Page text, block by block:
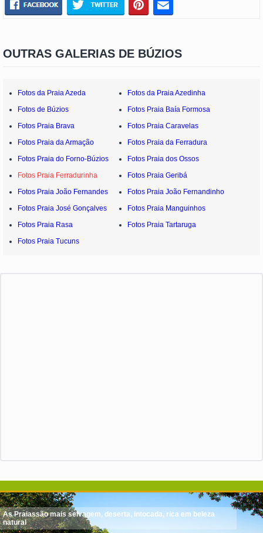
OUTRAS GALERIAS DE BÚZIOS
Fotos da Praia Azeda
Fotos da Praia Azedinha
Fotos de Búzios
Fotos Praia Baía Formosa
Fotos Praia Brava
Fotos Praia Caravelas
Fotos Praia da Armação
Fotos Praia da Ferradura
Fotos Praia do Forno-Búzios
Fotos Praia dos Ossos
Fotos Praia Ferradurinha
Fotos Praia Geribá
Fotos Praia João Fernandes
Fotos Praia João Fernandinho
Fotos Praia José Gonçalves
Fotos Praia Manguinhos
Fotos Praia Rasa
Fotos Praia Tartaruga
Fotos Praia Tucuns
As Praiassão mais selvagem, deserta, intocada, rica em beleza
natural